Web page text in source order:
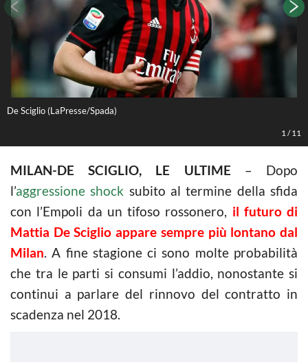
De Sciglio (LaPresse/Spada)
1 /11
MILAN-DE SCIGLIO, LE ULTIME – Dopo
l’aggressione shock subito al termine della sfida
con l’Empoli da un tifoso rossonero, il futuro di
Mattia De Sciglio appare sempre più lontano dal
Milan. A fine stagione ci sono molte probabilità
che tra le parti si consumi l’addio, nonostante si
continui a parlare del rinnovo del contratto in
scadenza nel 2018.